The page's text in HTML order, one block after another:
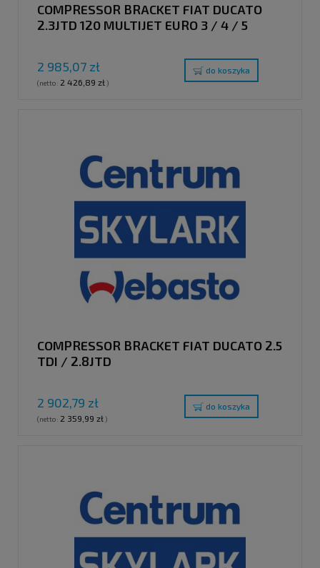
COMPRESSOR BRACKET FIAT DUCATO
2.3JTD 120 MULTIJET EURO 3 / 4 / 5
2 985,07 zł
(netto: 2 426,89 zł)
do koszyka
COMPRESSOR BRACKET FIAT DUCATO 2.5
TDI / 2.8JTD
2 902,79 zł
(netto: 2 359,99 zł)
do koszyka